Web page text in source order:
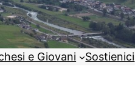
e Giovani Sostienici